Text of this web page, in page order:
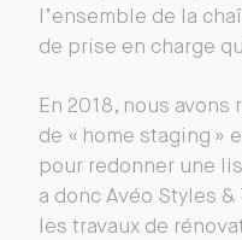
l’ensemble de la
de prise en charge
En 2018, nous
de « home staging »
pour redonner une
a donc Avéo Styles
les travaux de